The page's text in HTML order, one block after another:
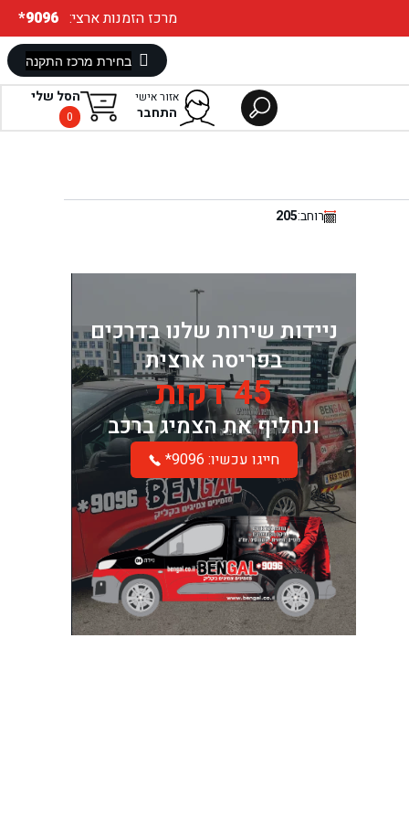
*9096 :מרכז הזמנות ארצי
הסל שלי
0
אזור אישי
התחבר
רוחב:205
ניידות שירות שלנו בדרכים
בפריסה ארצית
45 דקות
ונחליף את הצמיג ברכב
*חייגו עכשיו: 9096